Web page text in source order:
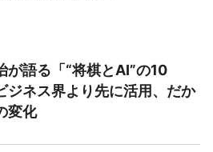
が語る「“将棋とAI”の10
ネス界より先に活用、だか
変化